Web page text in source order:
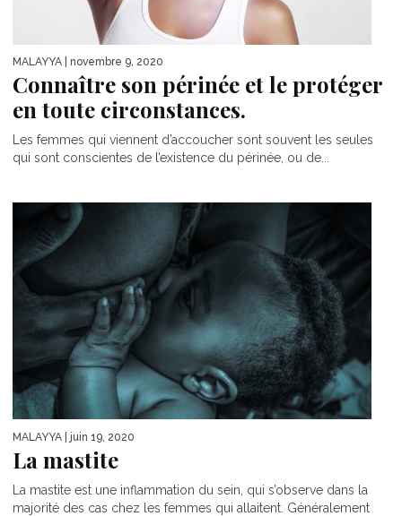
MALAYYA | novembre 9, 2020
Connaître son périnée et le protéger
en toute circonstances.
Les femmes qui viennent d’accoucher sont souvent les seules
qui sont conscientes de l’existence du périnée, ou de...
MALAYYA | juin 19, 2020
La mastite
La mastite est une inflammation du sein, qui s’observe dans la
majorité des cas chez les femmes qui allaitent. Généralement